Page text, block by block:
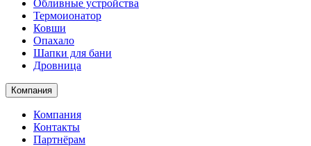
Обливные устройства
Термоионатор
Ковши
Опахало
Шапки для бани
Дровница
Компания
Компания
Контакты
Партнёрам